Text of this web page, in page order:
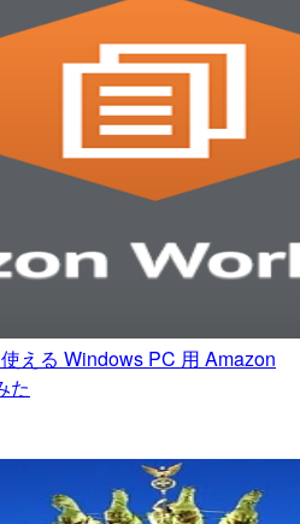
える Windows PC 用 Amazon
た